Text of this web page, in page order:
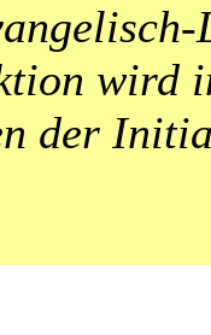
wird
der